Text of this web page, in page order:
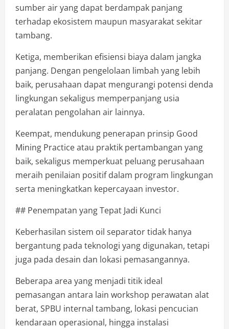
sumber air yang dapat berdampak panjang
terhadap ekosistem maupun masyarakat sekitar
tambang.
Ketiga, memberikan efisiensi biaya dalam jangka
panjang. Dengan pengelolaan limbah yang lebih
baik, perusahaan dapat mengurangi potensi denda
lingkungan sekaligus memperpanjang usia
peralatan pengolahan air lainnya.
Keempat, mendukung penerapan prinsip Good
Mining Practice atau praktik pertambangan yang
baik, sekaligus memperkuat peluang perusahaan
meraih penilaian positif dalam program lingkungan
serta meningkatkan kepercayaan investor.
## Penempatan yang Tepat Jadi Kunci
Keberhasilan sistem oil separator tidak hanya
bergantung pada teknologi yang digunakan, tetapi
juga pada desain dan lokasi pemasangannya.
Beberapa area yang menjadi titik ideal
pemasangan antara lain workshop perawatan alat
berat, SPBU internal tambang, lokasi pencucian
kendaraan operasional, hingga instalasi